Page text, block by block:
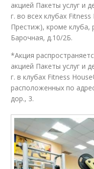
акцией Пакеты услуг и
г. во всех клубах
Престиж), кроме клуба,
Барочная, д.10/2Б.
*Акция
акцией Пакеты услуг и
г. в клубах Fitness
расположенных по
дор., 3.